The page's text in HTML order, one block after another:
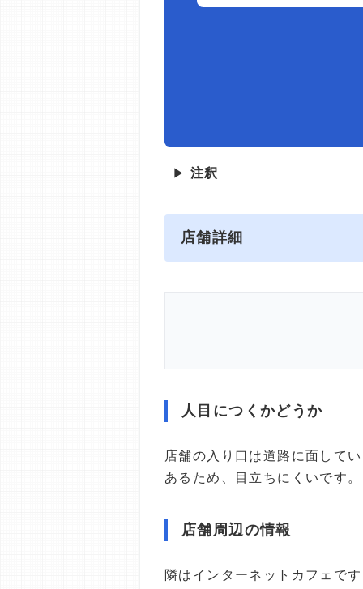
▶ 注釈
店舗詳細
人目につくかどうか
店舗の入り口は道路に面して
あるため、目立ちにくいです。
店舗周辺の情報
隣はインターネットカフェで